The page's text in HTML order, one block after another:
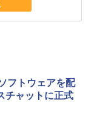
フトウェアを配
チャットに正式